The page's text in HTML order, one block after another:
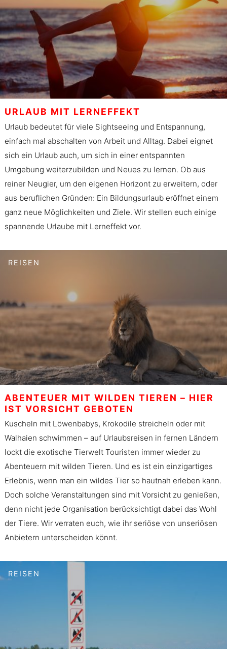
URLAUB MIT LERNEFFEKT
Urlaub bedeutet für viele Sightseeing und Entspannung,
einfach mal abschalten von Arbeit und Alltag. Dabei eignet
sich ein Urlaub auch, um sich in einer entspannten
Umgebung weiterzubilden und Neues zu lernen. Ob aus
reiner Neugier, um den eigenen Horizont zu erweitern, oder
aus beruflichen Gründen: Ein Bildungsurlaub eröffnet einem
ganz neue Möglichkeiten und Ziele. Wir stellen euch einige
spannende Urlaube mit Lerneffekt vor.
REISEN
ABENTEUER MIT WILDEN TIEREN – HIER
IST VORSICHT GEBOTEN
Kuscheln mit Löwenbabys, Krokodile streicheln oder mit
Walhaien schwimmen – auf Urlaubsreisen in fernen Ländern
lockt die exotische Tierwelt Touristen immer wieder zu
Abenteuern mit wilden Tieren. Und es ist ein einzigartiges
Erlebnis, wenn man ein wildes Tier so hautnah erleben kann.
Doch solche Veranstaltungen sind mit Vorsicht zu genießen,
denn nicht jede Organisation berücksichtigt dabei das Wohl
der Tiere. Wir verraten euch, wie ihr seriöse von unseriösen
Anbietern unterscheiden könnt.
REISEN